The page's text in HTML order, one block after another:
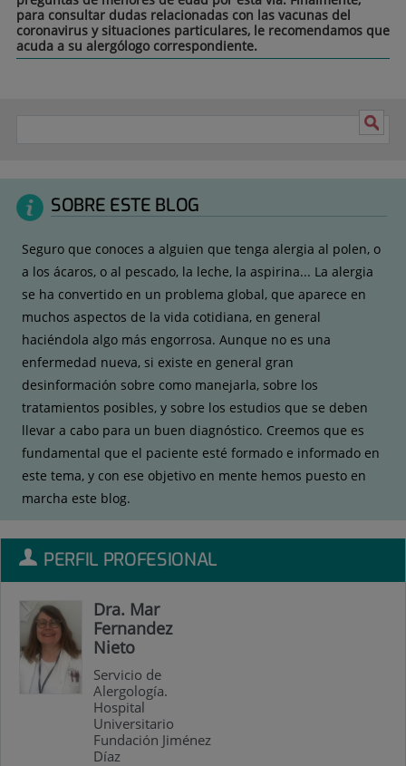
para consultar dudas relacionadas con las vacunas del
coronavirus y situaciones particulares, le recomendamos que
acuda a su alergólogo correspondiente.
SOBRE ESTE BLOG
Seguro que conoces a alguien que tenga alergia al polen, o
a los ácaros, o al pescado, la leche, la aspirina... La alergia
se ha convertido en un problema global, que aparece en
muchos aspectos de la vida cotidiana, en general
haciéndola algo más engorrosa. Aunque no es una
enfermedad nueva, si existe en general gran
desinformación sobre como manejarla, sobre los
tratamientos posibles, y sobre los estudios que se deben
llevar a cabo para un buen diagnóstico. Creemos que es
fundamental que el paciente esté formado e informado en
este tema, y con ese objetivo en mente hemos puesto en
marcha este blog.
PERFIL PROFESIONAL
Dra. Mar
Fernandez
Nieto
Servicio de
Alergología.
Hospital
Universitario
Fundación Jiménez
Díaz